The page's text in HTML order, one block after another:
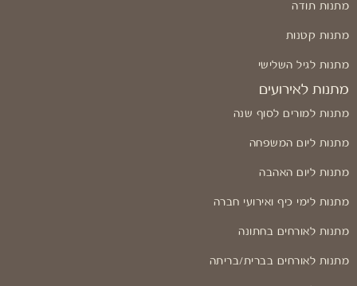
מתנות תודה
מתנות קטנות
מתנות לגיל השלישי
מתנות לאירועים
מתנות למורים לסוף שנה
מתנות ליום המשפחה
מתנות ליום האהבה
מתנות לימי כיף ואירועי חברה
מתנות לאורחים בחתונה
מתנות לאורחים בברית/בריתה